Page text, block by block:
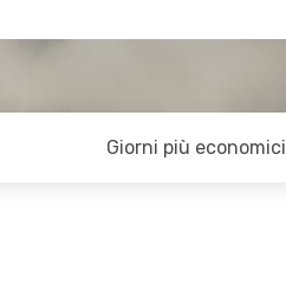
Giorni più economici